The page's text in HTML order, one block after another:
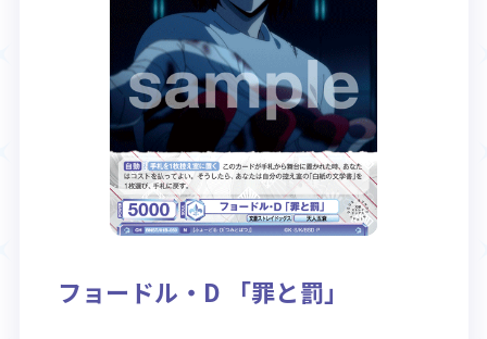
Rule / Q&A
ルール/Q&A
Deck Recipe
デッキレシピ
フョードル・D 「罪と罰」